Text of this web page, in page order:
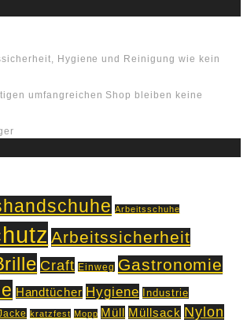
Hygiene und Reinigung wie kein
umfangreichen Shop bleiben keine
Arbeitsschuhe
Arbeitssicherheit
Craft Einweg Gastronomie
Handtücher Hygiene Industrie
kratzfest Mopp Müll Müllsack Nylon